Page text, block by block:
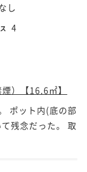
し
4
）【16.6㎡】
ポット内(底の部
残念だった。 取